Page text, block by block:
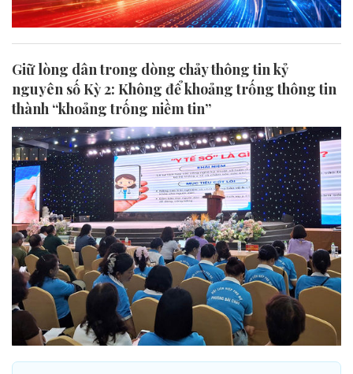
Giữ lòng dân trong dòng chảy thông tin kỷ
nguyên số Kỳ 2: Không để khoảng trống thông tin
thành “khoảng trống niềm tin”